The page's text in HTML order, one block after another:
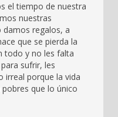
el tiempo de nuestra
nuestras
damos regalos, a
que se pierda la
todo y no les falta
sufrir, les
irreal porque la vida
que lo único